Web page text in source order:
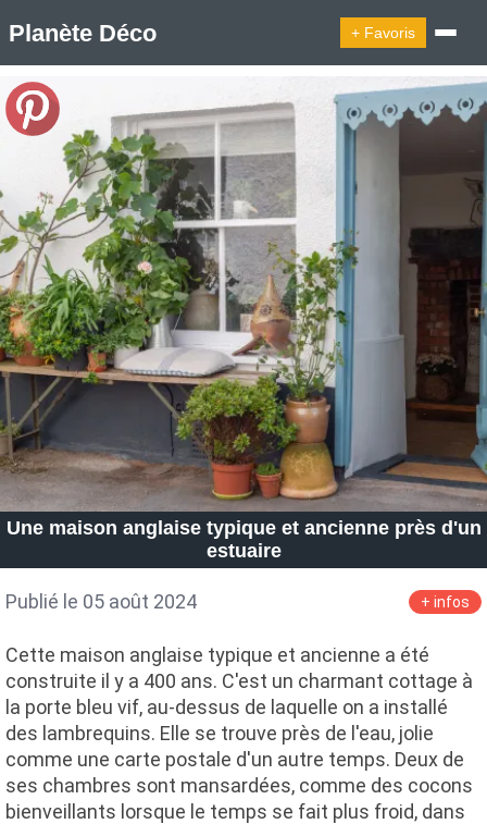
Planète Déco + Favoris
🔍︎ Rechercher
🛍︎ Shop Planète Déco ℹ︎ À propos
Appartement Design Cabanes
Decoration Noël
Design Suédois En Quelques Photos
Idées Déco En 10 Photos
La Semaine Décoration Et Design
Maison En Ville
Méli-Mélo Suédois
Publi Reportage
Tendance
Interieurs Scandinaves
La Décoration Selon Votre Signe Astrologique
Les Trouvailles Déco Du Jour
Loft
Maison Appartement Écologique
Maison Container/container House
Maison D'hôtes
Maison Et Appartement Vintage
On Décode La Déco
Petite Surface
Piscine Question De Style
Renovation
Revue De Week End
Tiny House
Une maison anglaise typique et ancienne près d'un
estuaire
Publié le 05 août 2024 + infos
Cette maison anglaise typique et ancienne a été
construite il y a 400 ans. C'est un charmant cottage à
la porte bleu vif, au-dessus de laquelle on a installé
des lambrequins. Elle se trouve près de l'eau, jolie
comme une carte postale d'un autre temps. Deux de
ses chambres sont mansardées, comme des cocons
bienveillants lorsque le temps se fait plus froid, dans